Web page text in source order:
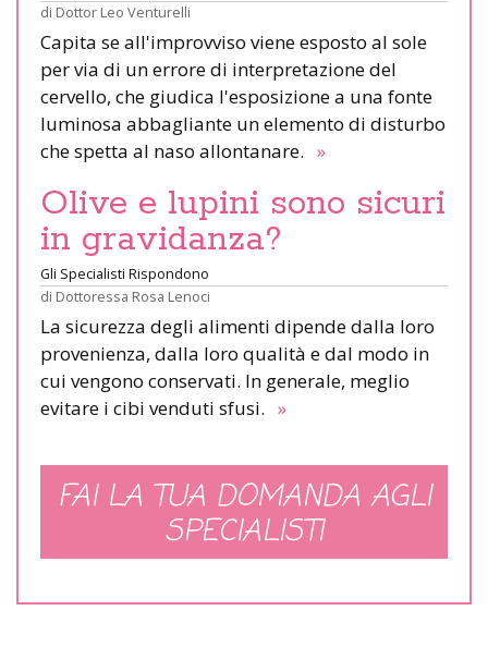
di Dottor Leo Venturelli
Capita se all'improvviso viene esposto al sole
per via di un errore di interpretazione del
cervello, che giudica l'esposizione a una fonte
luminosa abbagliante un elemento di disturbo
che spetta al naso allontanare. »
Olive e lupini sono sicuri
in gravidanza?
Gli Specialisti Rispondono
di Dottoressa Rosa Lenoci
La sicurezza degli alimenti dipende dalla loro
provenienza, dalla loro qualità e dal modo in
cui vengono conservati. In generale, meglio
evitare i cibi venduti sfusi. »
FAI LA TUA DOMANDA AGLI
SPECIALISTI